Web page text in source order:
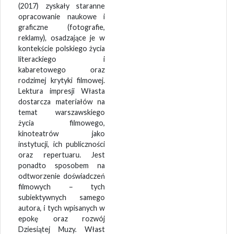
(2017) zyskały staranne
opracowanie naukowe i
graficzne (fotografie,
reklamy), osadzające je w
kontekście polskiego życia
literackiego i
kabaretowego oraz
rodzimej krytyki filmowej.
Lektura impresji Własta
dostarcza materiałów na
temat warszawskiego
życia filmowego,
kinoteatrów jako
instytucji, ich publiczności
oraz repertuaru. Jest
ponadto sposobem na
odtworzenie doświadczeń
filmowych – tych
subiektywnych samego
autora, i tych wpisanych w
epokę oraz rozwój
Dziesiątej Muzy. Włast